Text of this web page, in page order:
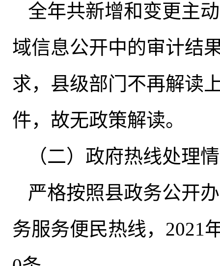
全年共新增和变更主
域信息公开中的审计结
求， 县级部门不再解读
件， 故无政策解读。
（二）政府热线处理
严格按照县政务公开
务服务便民热线， 2021